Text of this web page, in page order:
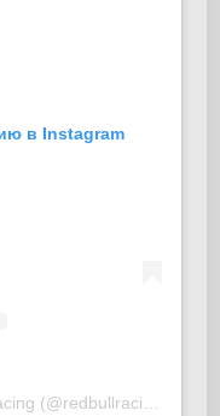
в Instagram